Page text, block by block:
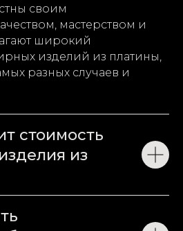
своим
мастерством и
широкий
изделий из платины,
разных случаев и
стоимость
из